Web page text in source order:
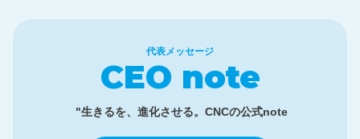
代表メッセージ
CEO note
"生きるを、進化させる。CNCの公式note